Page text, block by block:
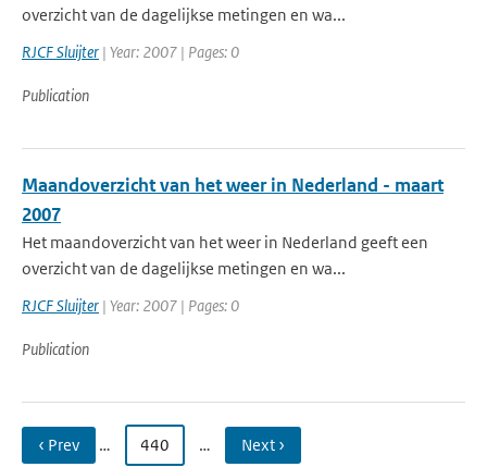
overzicht van de dagelijkse metingen en wa...
RJCF Sluijter | Year: 2007 | Pages: 0
Publication
Maandoverzicht van het weer in Nederland - maart
2007
Het maandoverzicht van het weer in Nederland geeft een
overzicht van de dagelijkse metingen en wa...
RJCF Sluijter | Year: 2007 | Pages: 0
Publication
‹ Prev … 440 … Next ›